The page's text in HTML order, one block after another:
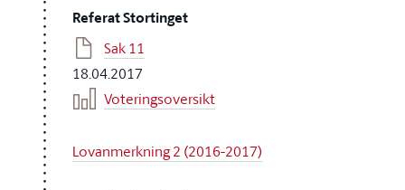
Referat Stortinget
Sak 11
18.04.2017
Voteringsoversikt
Lovanmerkning 2 (2016-2017)